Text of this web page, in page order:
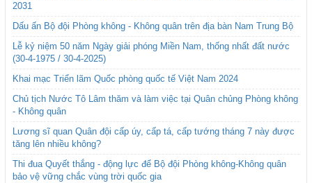
2031
Dấu ấn Bộ đội Phòng không - Không quân trên địa bàn Nam Trung Bộ
Lễ kỷ niệm 50 năm Ngày giải phóng Miền Nam, thống nhất đất nước
(30-4-1975 / 30-4-2025)
Khai mạc Triển lãm Quốc phòng quốc tế Việt Nam 2024
Chủ tịch Nước Tô Lâm thăm và làm việc tại Quân chủng Phòng không
- Không quân
Lương sĩ quan Quân đội cấp úy, cấp tá, cấp tướng tháng 7 này được
tăng lên nhiều không?
Thi đua Quyết thắng - động lực để Bộ đội Phòng không-Không quân
bảo vệ vững chắc vùng trời quốc gia